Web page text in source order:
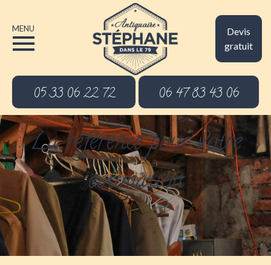
Devis
gratuit
MENU
05 33 06 22 72 06 47 83 43 06
La référence pour votre
estimation